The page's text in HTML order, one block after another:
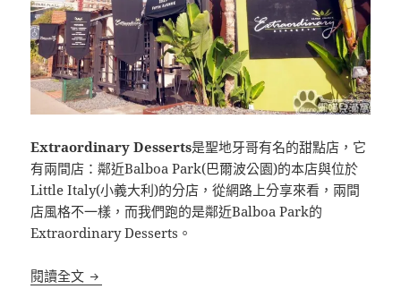
Extraordinary Desserts是聖地牙哥有名的甜點店，它
有兩間店：鄰近Balboa Park(巴爾波公園)的本店與位於
Little Italy(小義大利)的分店，從網路上分享來看，兩間
店風格不一樣，而我們跑的是鄰近Balboa Park的
Extraordinary Desserts。
閱讀全文 [聖地牙哥]Extraordinary Desserts 聖地牙哥有名的